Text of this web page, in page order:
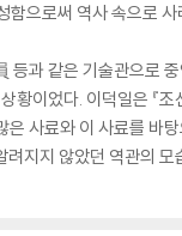
으로써 역사 속으로
과 같은 기술관으로
었다. 이덕일은 『조선
많은 사료와 이 사료를
지지 않았던 역관의